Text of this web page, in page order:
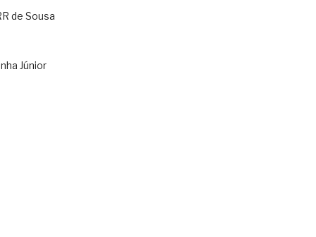
de Sousa
Júnior